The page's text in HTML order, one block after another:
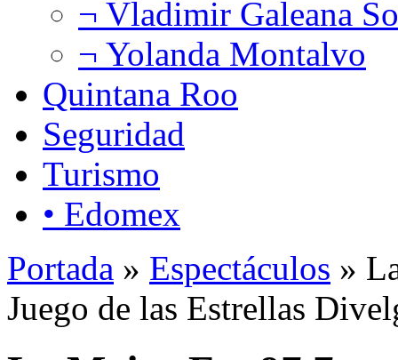
¬ Vladimir Galeana
¬ Yolanda Montalvo
Quintana Roo
Seguridad
Turismo
• Edomex
Portada » Espectáculos »
Juego de las Estrellas